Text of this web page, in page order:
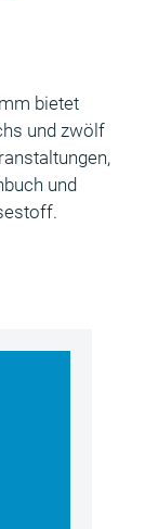
bietet
und zwölf
und